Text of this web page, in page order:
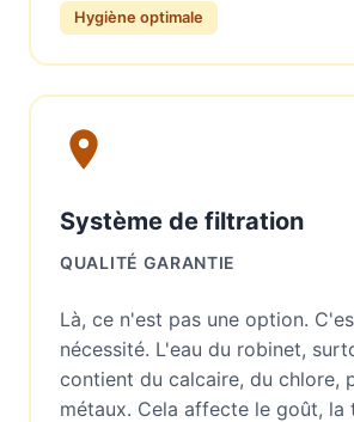
Hygiène optimale
Système de filtration
QUALITÉ GARANTIE
Là, ce n'est pas une option.
nécessité. L'eau du robinet,
contient du calcaire, du chlore,
métaux. Cela affecte le goût, la